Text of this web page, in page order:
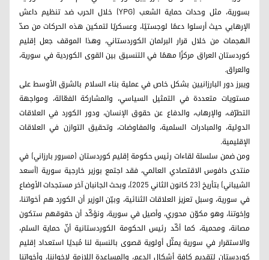
بسورية، مثل وحدات حماية الشعب (YPG) خلال الحرب ضد تنظيم داعش
الإرهابي حيث أرسلوا دعمًا لوجستيًا، وعسكريًا لتمكين هذه الحركات من صدّ
الهجمات من خلال قرار البرلمان الكوردستاني، وهذا الموقف جعل إقليم
كوردستان العراق مركزًا مهمًا في التنسيق بين القوى الكوردية في سورية،
والعراق.
ويبرز دور البارزانيين بشكل خاص في عملية بناء السلام بالشرق الأوسط على
مستويات متعددة في التمثيل السياسي، والمشاركة الفعّالة، ومواجهة
التطرّف، والإرهاب، والدفاع عن حقوق الإنسان، ودور الكورد في العلاقات
الدولية، والمبادرات السلمية، والمفاوضات، وتحقيق التوازن في العلاقات
الإقليمية.
ومن ضمن سلسلة لقاءات رئيس حكومة إقليم كوردستان (مسرور بارزاني) في
منتدى دافوس الاقتصادي العالمي، فقد اجتمع بوزير خارجية سورية (أسعد
الشيباني) بتأريخ (23 كانون الثاني 2025)، وبحث الجانبان آخر مستجدات الأوضاع
في سورية، وسبل تعزيز العلاقات الثنائية، وبيّن الوزير أن الكورد هم أخواتنا،
وإخوتنا، وهو مكوّن محوري، وأصيل في سورية، ونؤكّد أن حقوقهم ستكون
مصانة، ومحمية، كما أكّد رئيس الحكومة الكوردستانية أنّ حماية السلم،
والاستقرار في سورية يمثّل أولوية قصوى بالنسبة لنا مُبديًا استعداد إقليم
كوردستان لتقديم كافة أشكال الدعم، والمساعدة اللازمة لإخواننا، وأخواتنا